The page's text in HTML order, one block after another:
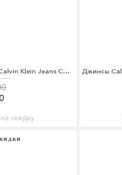
Платье Calvin Klein Jeans Calvin Klein Jeans CA939EWBHTI4
скидку